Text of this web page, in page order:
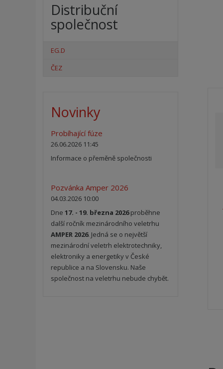
Distribuční
společnost
EG.D
ČEZ
Novinky
Probíhající fúze
26.06.2026 11:45
Informace o přeměně společnosti
Pozvánka Amper 2026
04.03.2026 10:00
Dne17. - 19. března 2026proběhne
další ročník mezinárodního veletrhu
AMPER 2026. Jedná se o největší
mezinárodní veletrh elektrotechniky,
elektroniky a energetiky v České
republice a na Slovensku. Naše
společnost na veletrhu nebude chybět.